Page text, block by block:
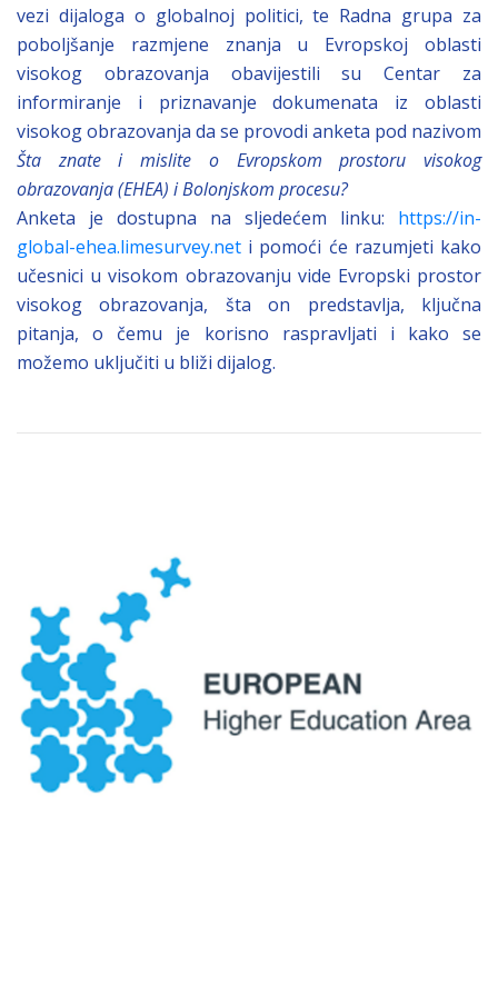
vezi dijaloga o globalnoj politici, te Radna grupa za
poboljšanje razmjene znanja u Evropskoj oblasti
visokog obrazovanja obavijestili su Centar za
informiranje i priznavanje dokumenata iz oblasti
visokog obrazovanja da se provodi anketa pod nazivom
Šta znate i mislite o Evropskom prostoru visokog
obrazovanja (EHEA) i Bolonjskom procesu?
Anketa je dostupna na sljedećem linku: https://in-
global-ehea.limesurvey.net i pomoći će razumjeti kako
učesnici u visokom obrazovanju vide Evropski prostor
visokog obrazovanja, šta on predstavlja, ključna
pitanja, o čemu je korisno raspravljati i kako se
možemo uključiti u bliži dijalog.